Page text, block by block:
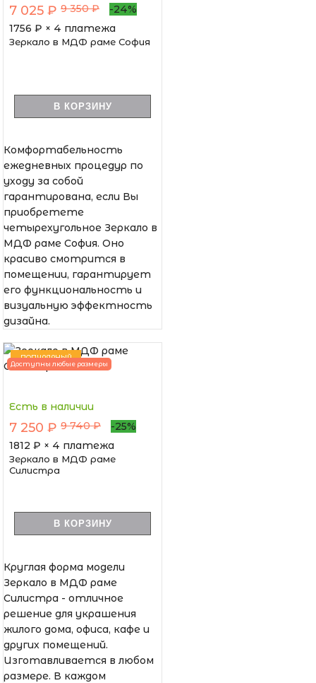
7 025 ₽ 9 350 ₽
-24%
1756 ₽ × 4 платежа
Зеркало в МДФ раме София
В КОРЗИНУ
Комфортабельность
ежедневных процедур по
уходу за собой
гарантирована, если Вы
приобретете
четырехугольное Зеркало в
МДФ раме София. Оно
красиво смотрится в
помещении, гарантирует
его функциональность и
визуальную эффектность
дизайна.
ПОПУЛЯРНЫЙ
Доступны любые размеры
Есть в наличии
7 250 ₽ 9 740 ₽
-25%
1812 ₽ × 4 платежа
Зеркало в МДФ раме
Силистра
В КОРЗИНУ
Круглая форма модели
Зеркало в МДФ раме
Силистра - отличное
решение для украшения
жилого дома, офиса, кафе и
других помещений.
Изготавливается в любом
размере. В каждом